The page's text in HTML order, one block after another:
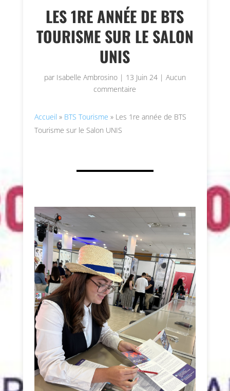
LES 1RE ANNÉE DE BTS
TOURISME SUR LE SALON
UNIS
par Isabelle Ambrosino| 13 Juin 24| Aucun
commentaire
Accueil » BTS Tourisme » Les 1re année de BTS
Tourisme sur le Salon UNIS